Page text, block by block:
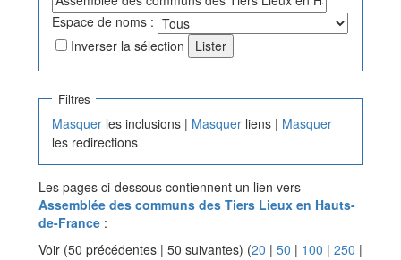
Espace de noms :
Inverser la sélection
Filtres
Masquer les inclusions | Masquer liens | Masquer
les redirections
Les pages ci-dessous contiennent un lien vers
Assemblée des communs des Tiers Lieux en Hauts-
de-France :
Voir (50 précédentes | 50 suivantes) (20 | 50 | 100 | 250 |